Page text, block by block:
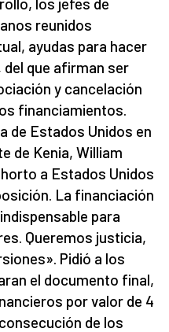
reunidos
ayudas para hacer
que afirman ser
y cancelación
financiamientos.
de Estados Unidos en
de Kenia, William
a Estados Unidos
La financiación
para
Queremos justicia,
Pidió a los
el documento final,
por valor de 4
de los